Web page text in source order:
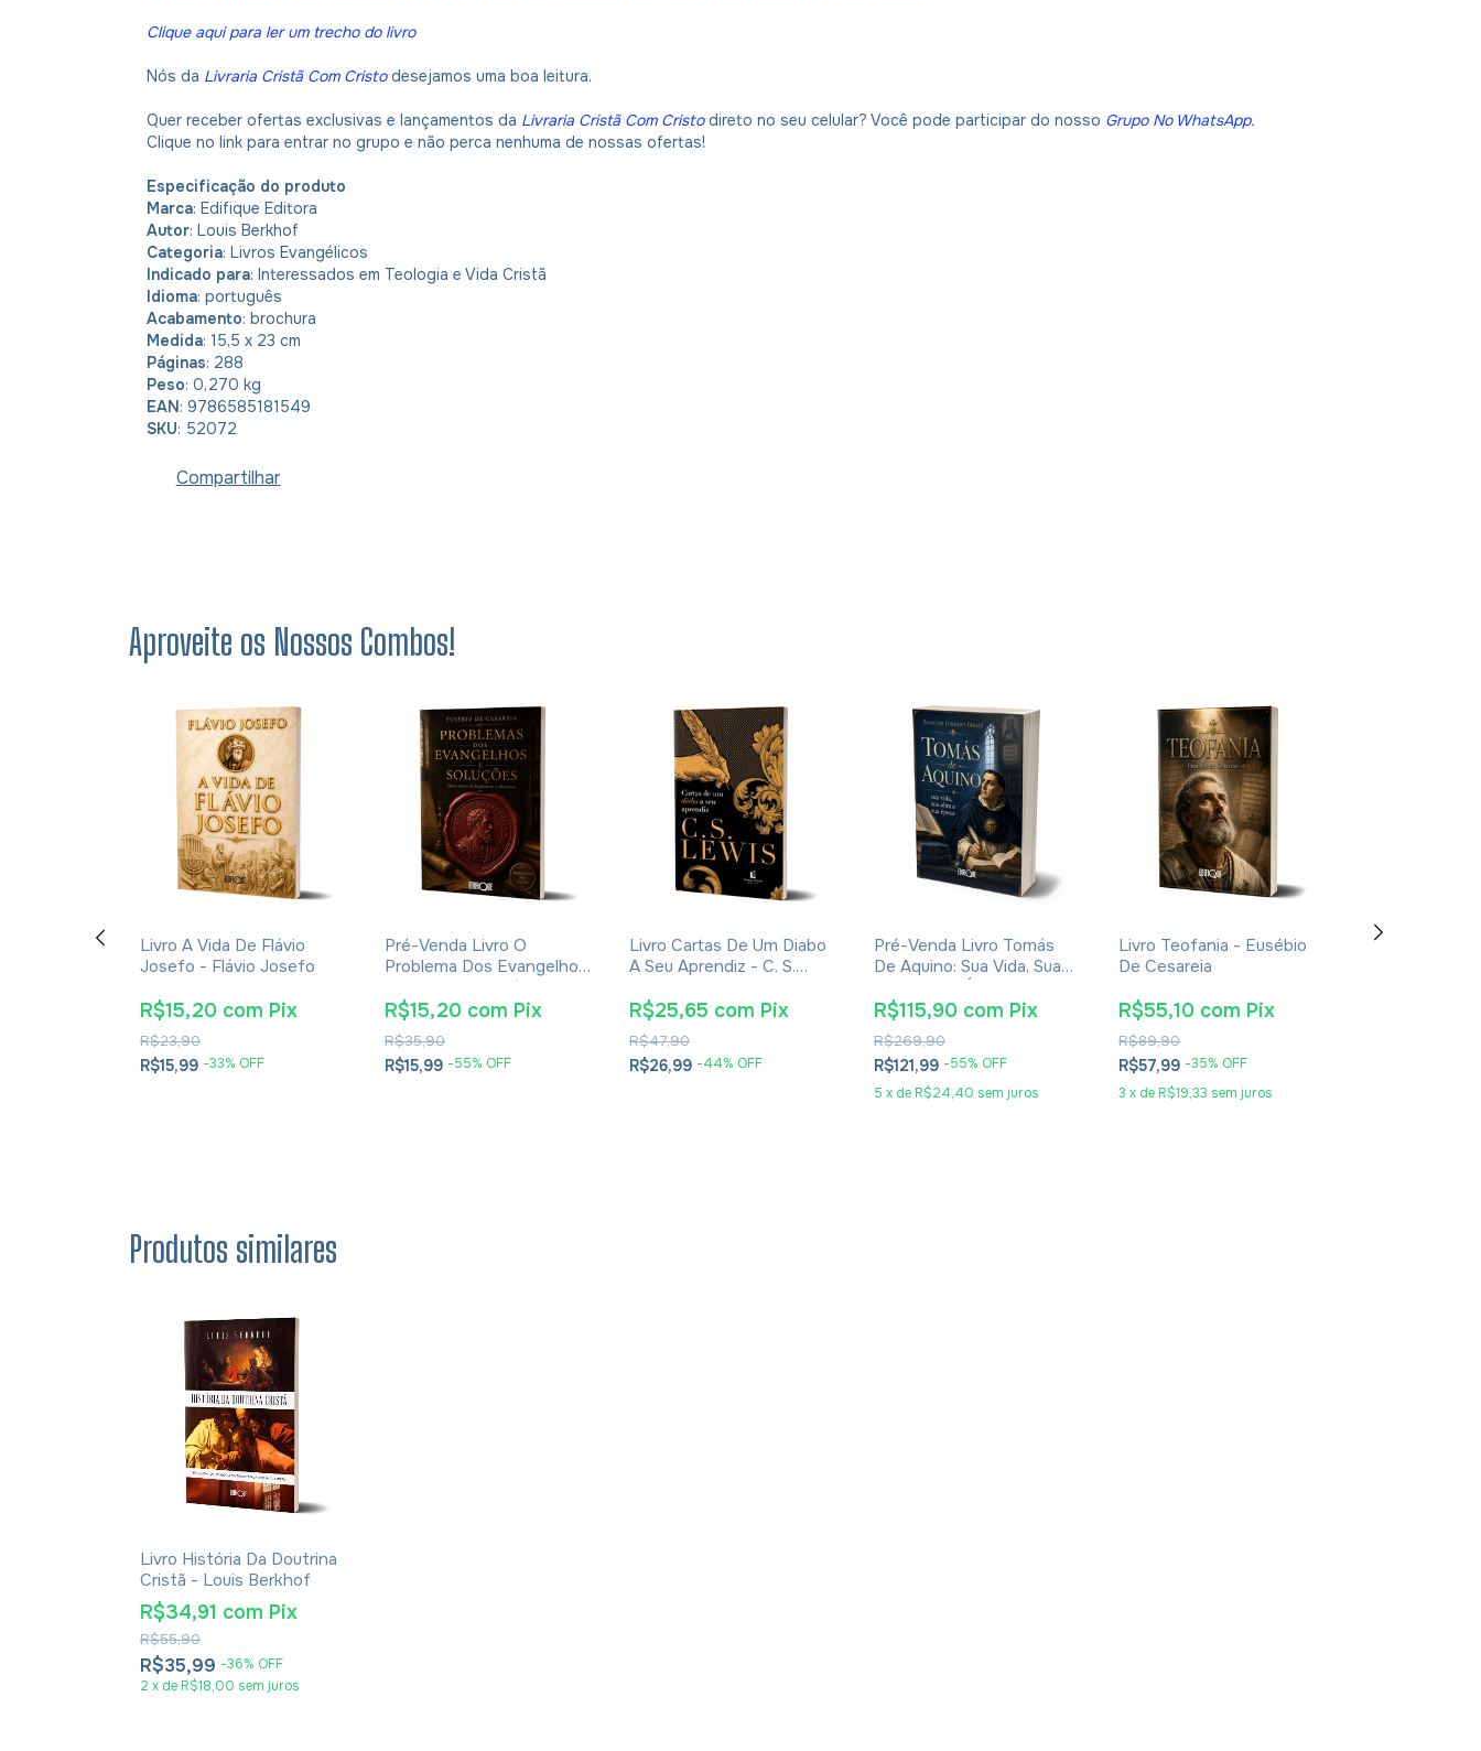
Clique aqui para ler um trecho do livro
Nós da Livraria Cristã Com Cristo desejamos uma boa leitura.
Quer receber ofertas exclusivas e lançamentos da Livraria Cristã Com Cristodireto no seu celular? Você pode participar do nosso Grupo No WhatsApp.
Clique no link para entrar no grupo e não perca nenhuma de nossas ofertas!
Especificação do produto
Marca: Edifique Editora
Autor: Louis Berkhof
Categoria: Livros Evangélicos
Indicado para: Interessados em Teologia e Vida Cristã
Idioma: português
Acabamento: brochura
Medida: 15,5 x 23 cm
Páginas: 288
Peso: 0,270 kg
EAN: 9786585181549
SKU: 52072
Compartilhar
Aproveite os Nossos Combos!
Livro A Vida De Flávio
Josefo - Flávio Josefo
R$15,99 -33% OFF
R$23,90
R$15,20 com Pix
Pré-Venda Livro O
Problema Dos Evangelhos
E Soluções- Eusébio De
Cesareia
R$15,99 -55% OFF
R$35,90
R$15,20 com Pix
Livro Cartas De Um Diabo
A Seu Aprendiz - C. S.
R$26,99 -44% OFF
R$47,90
R$25,65 com Pix
Pré-Venda Livro Tomás
De Aquino: Sua Vida, Sua
Eudaldo Forment Giralt
R$121,99 -55% OFF
5 x de R$24,40 sem juros
R$269,90
R$115,90 com Pix
Livro Teofania - Eusébio
De Cesareia
R$57,99 -35% OFF
3 x de R$19,33 sem juros
R$89,90
R$55,10 com Pix
Livro De
Produtos similares
Livro História Da Doutrina
Cristã - Louis Berkhof
R$35,99 -36% OFF
R$55,90
R$34,91 com Pix
2 x de R$18,00 sem juros